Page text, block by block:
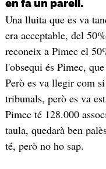
en fa un parell.
Una lluita que es va
era acceptable, del
reconeix a Pimec el
l'obsequi és Pimec,
Però es va llegir com
tribunals, però es va
Pimec té 128.000
taula, quedarà ben
té, però no ho sap.